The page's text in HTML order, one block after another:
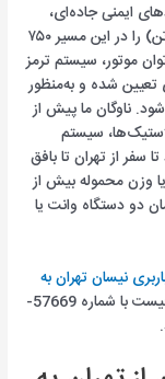
ایمنی جاده‌ای،
توانایی حمل محموله‌هایی تا سقف ۲۰۰۰ کیلوگرم (۲ تن) را در این مسیر ۷۵۰
موتور، سیستم ترمز
تعیین شده و به‌منظور
ناوگان ما پیش از
سیستم
سفر از تهران تا بافق
وزن محموله بیش از
دو دستگاه وانت یا
نیسان تهران به
و خصوصا به بافق ارسال کنید کافیست با شماره 57669-